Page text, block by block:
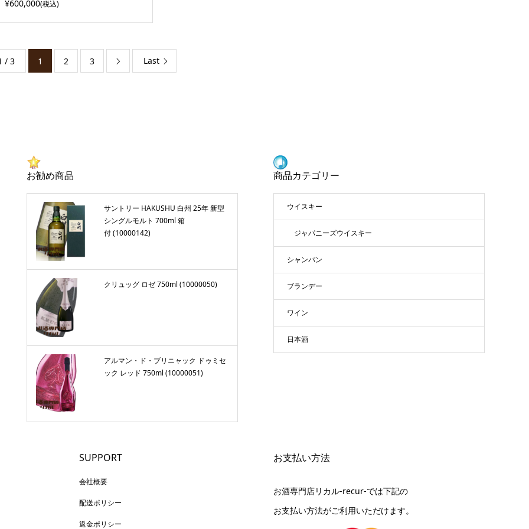
¥600,000(税込)
/ 3 1 2 3  Last
お勧め商品
サントリー HAKUSHU 白州 25年 新型
シングルモルト 700ml 箱
付 (10000142)
クリュッグ ロゼ 750ml (10000050)
アルマン・ド・ブリニャック ドゥミセ
ック レッド 750ml (10000051)
商品カテゴリー
ウイスキー
ジャパニーズウイスキー
シャンパン
ブランデー
ワイン
日本酒
SUPPORT
会社概要
配送ポリシー
返金ポリシー
お支払い方法
お酒専門店リカル-recur-では下記の
お支払い方法がご利用いただけます。